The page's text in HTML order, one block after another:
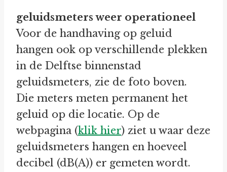
geluidsmeters weer operationeel
Voor de handhaving op geluid
hangen ook op verschillende plekken
in de Delftse binnenstad
geluidsmeters, zie de foto boven.
Die meters meten permanent het
geluid op die locatie. Op de
webpagina (klik hier) ziet u waar deze
geluidsmeters hangen en hoeveel
decibel (dB(A)) er gemeten wordt.